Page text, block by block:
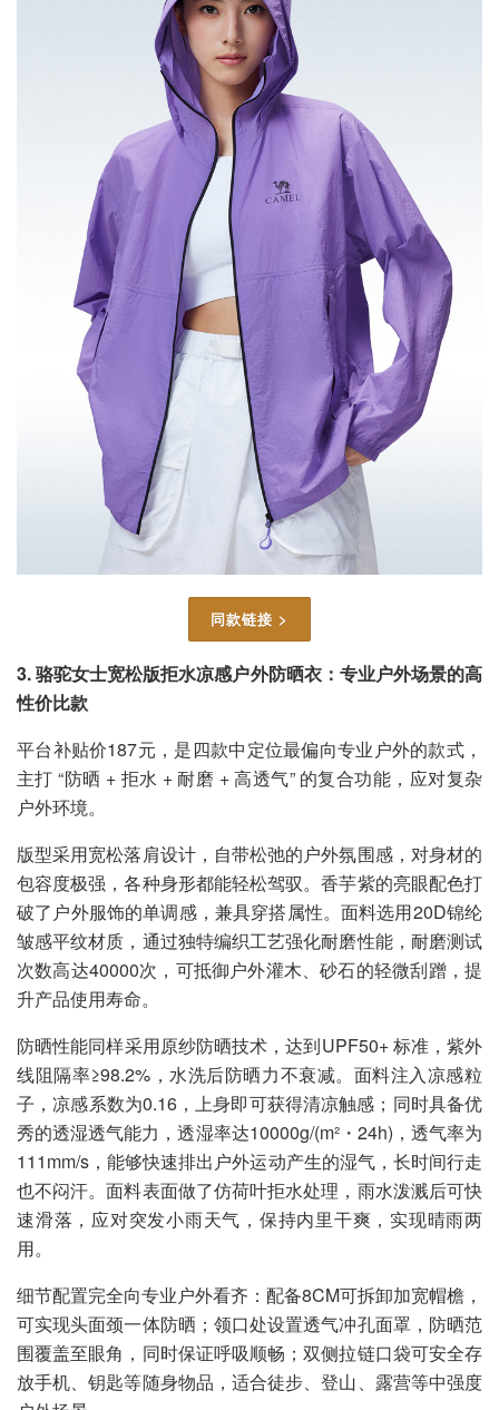
同款链接 >
3. 骆驼女士宽松版拒水凉感户外防晒衣：专业户外场景的高
性价比款
平台补贴价187元，是四款中定位最偏向专业户外的款式，
主打 “防晒 + 拒水 + 耐磨 + 高透气” 的复合功能，应对复杂
户外环境。
版型采用宽松落肩设计，自带松弛的户外氛围感，对身材的
包容度极强，各种身形都能轻松驾驭。香芋紫的亮眼配色打
破了户外服饰的单调感，兼具穿搭属性。面料选用20D锦纶
皱感平纹材质，通过独特编织工艺强化耐磨性能，耐磨测试
次数高达40000次，可抵御户外灌木、砂石的轻微刮蹭，提
升产品使用寿命。
防晒性能同样采用原纱防晒技术，达到UPF50+ 标准，紫外
线阻隔率≥98.2%，水洗后防晒力不衰减。面料注入凉感粒
子，凉感系数为0.16，上身即可获得清凉触感；同时具备优
秀的透湿透气能力，透湿率达10000g/(m²・24h)，透气率为
111mm/s，能够快速排出户外运动产生的湿气，长时间行走
也不闷汗。面料表面做了仿荷叶拒水处理，雨水泼溅后可快
速滑落，应对突发小雨天气，保持内里干爽，实现晴雨两
用。
细节配置完全向专业户外看齐：配备8CM可拆卸加宽帽檐，
可实现头面颈一体防晒；领口处设置透气冲孔面罩，防晒范
围覆盖至眼角，同时保证呼吸顺畅；双侧拉链口袋可安全存
放手机、钥匙等随身物品，适合徒步、登山、露营等中强度